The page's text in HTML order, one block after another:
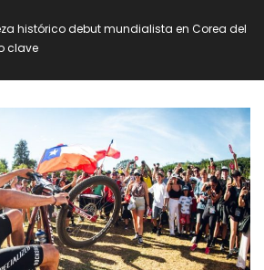
histórico debut mundialista en Corea del
clave